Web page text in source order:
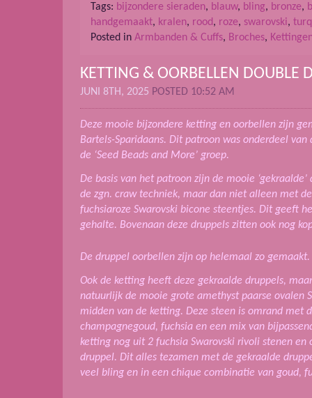
Tags: bijzondere sieraden, blauw, bling, bronze,
handgemaakt, kralen, rood, roze, swarovski,
Posted in Armbanden & Cuffs, Broches,
KETTING & OORBELLEN DOUBLE
JUNI 8TH, 2025 POSTED 10:52 AM
Deze mooie bijzondere ketting en oorbellen zijn
Bartels-Sparidaans. Dit patroon was onderdeel
de ‘Seed Beads and More’ groep.
De basis van het patroon zijn de mooie
de zgn. craw techniek, maar dan niet alleen met
fuchsiaroze Swarovski bicone steentjes. Dit geeft
gehalte. Bovenaan deze druppels zitten ook nog
De druppel oorbellen zijn op helemaal zo gemaakt.
Ook de ketting heeft deze gekraalde druppels,
natuurlijk de mooie grote amethyst paarse ovalen
midden van de ketting. Deze steen is omrand met
champagnegoud, fuchsia en een mix van
ketting nog uit 2 fuchsia Swarovski rivoli stenen en
druppel. Dit alles tezamen met de gekraalde
veel bling en in een chique combinatie van goud,